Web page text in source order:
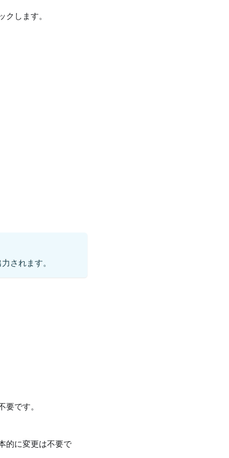
クします。
されます。
です。
的に変更は不要で